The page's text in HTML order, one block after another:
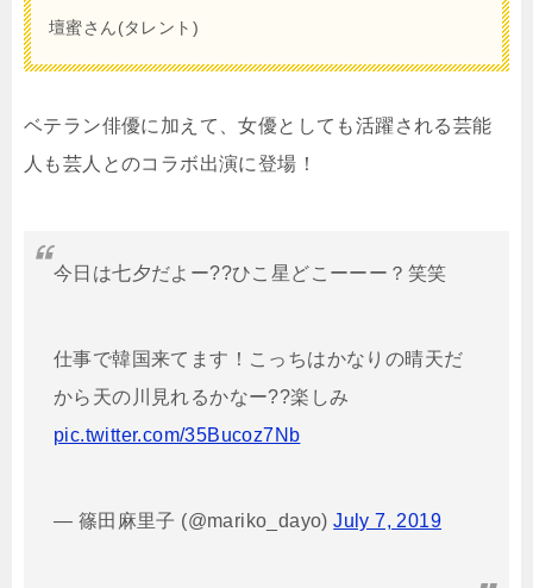
壇蜜さん(タレント)
ベテラン俳優に加えて、女優としても活躍される芸能
人も芸人とのコラボ出演に登場！
今日は七夕だよー??ひこ星どこーーー？笑笑
仕事で韓国来てます！こっちはかなりの晴天だ
から天の川見れるかなー??楽しみ
pic.twitter.com/35Bucoz7Nb
— 篠田麻里子 (@mariko_dayo)July 7, 2019